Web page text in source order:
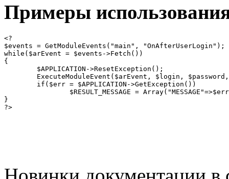
Примеры
<?
$events = GetModuleEvents("main", "OnAfterUserLogin");
while($arEvent = $events->Fetch())
{
}
?>